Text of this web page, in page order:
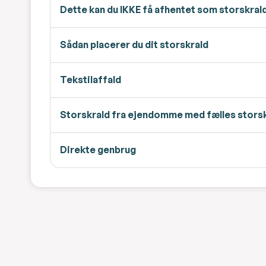
Dette kan du IKKE få afhentet som
Sådan placerer du dit storskrald
Tekstilaffald
Storskrald fra ejendomme med fælles
Direkte genbrug